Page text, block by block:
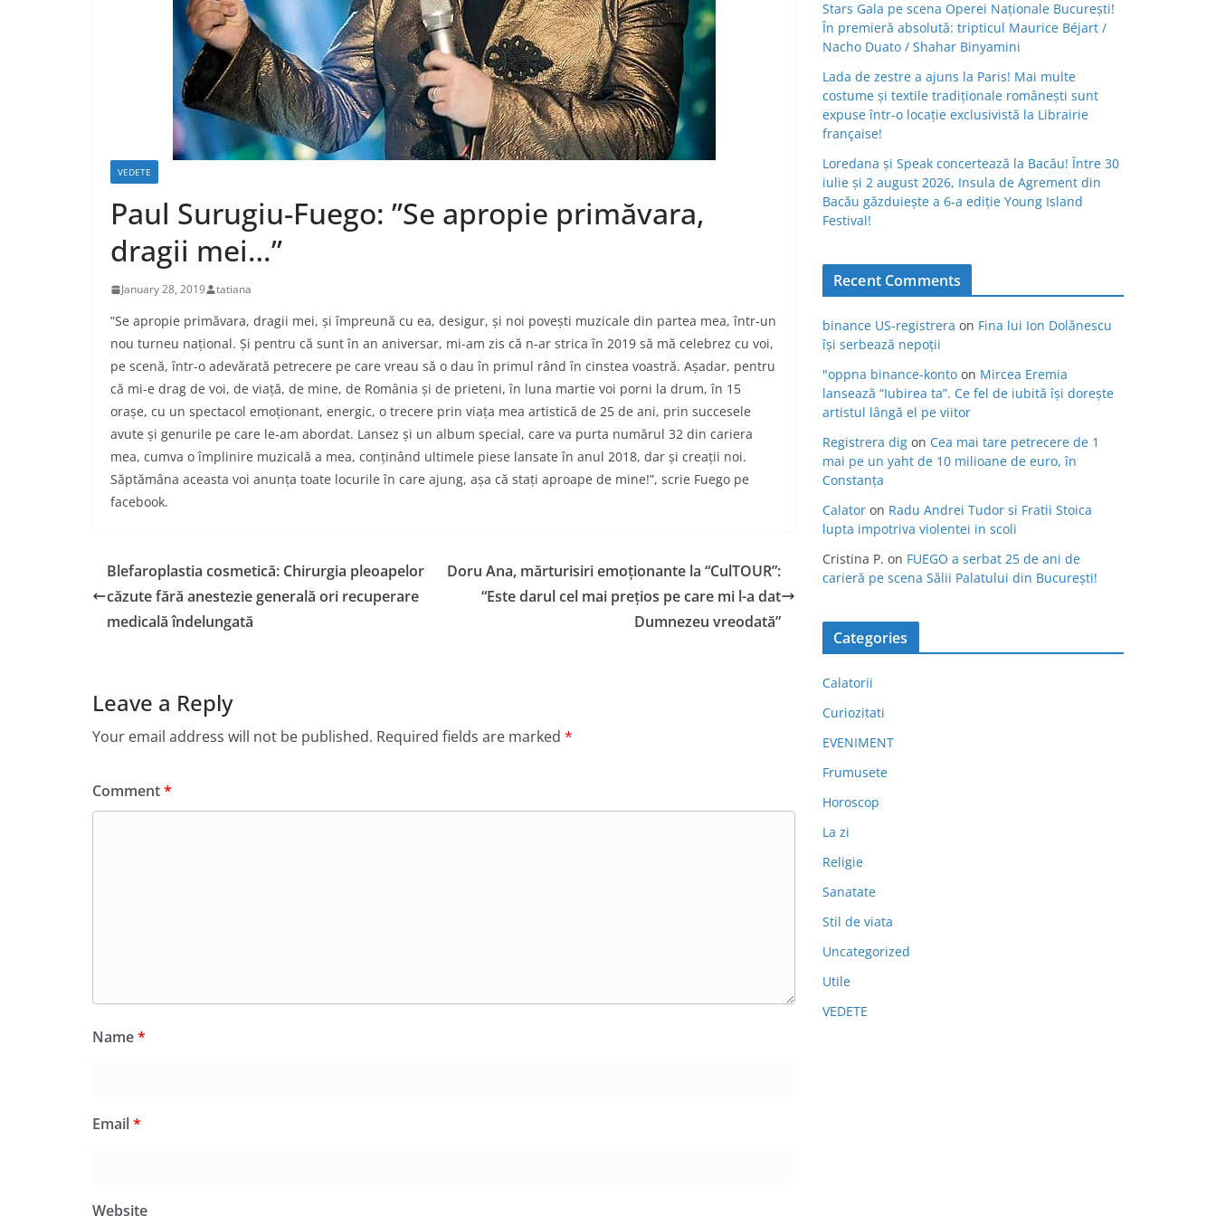
VEDETE
Paul Surugiu-Fuego: ”Se apropie primăvara,
dragii mei…”
January 28, 2019 tatiana
”Se apropie primăvara, dragii mei, și împreună cu ea, desigur, și noi povești muzicale din partea mea, într-un
nou turneu național. Și pentru că sunt în an aniversar, mi-am zis că n-ar strica în 2019 să mă celebrez cu voi,
pe scenă, într-o adevărată petrecere pe care vreau să o dau în primul rând în cinstea voastră. Așadar, pentru
că mi-e drag de voi, de viață, de mine, de România și de prieteni, în luna martie voi porni la drum, în 15
orașe, cu un spectacol emoționant, energic, o trecere prin viața mea artistică de 25 de ani, prin succesele
avute și genurile pe care le-am abordat. Lansez și un album special, care va purta numărul 32 din cariera
mea, cumva o împlinire muzicală a mea, conținând ultimele piese lansate în anul 2018, dar și creații noi.
Săptămâna aceasta voi anunța toate locurile în care ajung, așa că stați aproape de mine!”, scrie Fuego pe
facebook.
Blefaroplastia cosmetică: Chirurgia pleoapelor
căzute fără anestezie generală ori recuperare
medicală îndelungată
Doru Ana, mărturisiri emoționante la “CulTOUR”:
“Este darul cel mai prețios pe care mi l-a dat
Dumnezeu vreodată”
Leave a Reply
Your email address will not be published. Required fields are marked *
Comment*
Name*
Email*
Website
Stars Gala pe scena Operei Naționale București!
În premieră absolută: tripticul Maurice Béjart /
Nacho Duato / Shahar Binyamini
Lada de zestre a ajuns la Paris! Mai multe
costume și textile tradiționale românești sunt
expuse într-o locație exclusivistă la Librairie
française!
Loredana și Speak concertează la Bacău! Între 30
iulie și 2 august 2026, Insula de Agrement din
Bacău găzduiește a 6-a ediție Young Island
Festival!
Recent Comments
binance US-registrera on Fina lui Ion Dolănescu
își serbează nepoții
"oppna binance-konto on Mircea Eremia
lansează “Iubirea ta”. Ce fel de iubită își dorește
artistul lângă el pe viitor
Registrera dig on Cea mai tare petrecere de 1
mai pe un yaht de 10 milioane de euro, în
Constanța
Calator on Radu Andrei Tudor si Fratii Stoica
lupta impotriva violentei in scoli
Cristina P. on FUEGO a serbat 25 de ani de
carieră pe scena Sălii Palatului din București!
Categories
Calatorii
Curiozitati
EVENIMENT
Frumusete
Horoscop
La zi
Religie
Sanatate
Stil de viata
Uncategorized
Utile
VEDETE